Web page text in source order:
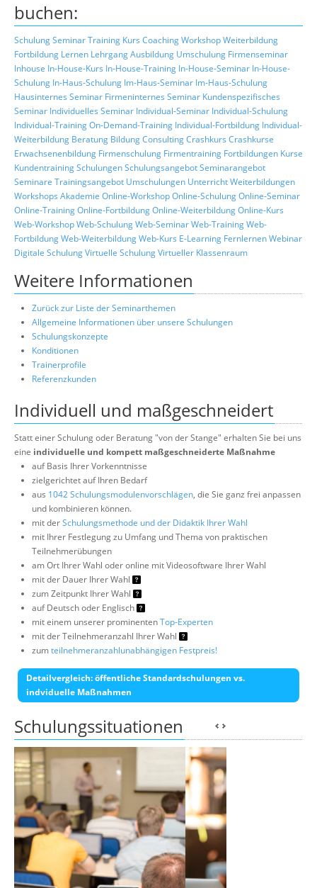
buchen:
SchulungSeminarTraining Kurs CoachingWorkshopWeiterbildung
Fortbildung Lernen LehrgangAusbildung Umschulung Firmenseminar
Inhouse In-House-Kurs In-House-Training In-House-Seminar In-House-
Schulung In-Haus-Schulung Im-Haus-Seminar Im-Haus-Schulung
Hausinternes Seminar Firmeninternes Seminar Kundenspezifisches
Seminar Individuelles Seminar Individual-Seminar Individual-Schulung
Individual-TrainingOn-Demand-Training Individual-Fortbildung Individual-
Weiterbildung Beratung BildungConsultingCrashkurs Crashkurse
Erwachsenenbildung Firmenschulung Firmentraining Fortbildungen Kurse
KundentrainingSchulungenSchulungsangebotSeminarangebot
Seminare Trainingsangebot Umschulungen UnterrichtWeiterbildungen
Workshops Akademie Online-WorkshopOnline-SchulungOnline-Seminar
Online-TrainingOnline-FortbildungOnline-WeiterbildungOnline-Kurs
Web-WorkshopWeb-SchulungWeb-SeminarWeb-TrainingWeb-
FortbildungWeb-WeiterbildungWeb-Kurs E-Learning FernlernenWebinar
Digitale SchulungVirtuelle SchulungVirtueller Klassenraum
Weitere Informationen
Zurück zur Liste der Seminarthemen
Allgemeine Informationen über unsere Schulungen
Schulungskonzepte
Konditionen
Trainerprofile
Referenzkunden
Individuell und maßgeschneidert
Statt einer Schulung oder Beratung "von der Stange" erhalten Sie bei uns
eine individuelle und kompett maßgeschneiderte Maßnahme
auf Basis Ihrer Vorkenntnisse
zielgerichtet auf Ihren Bedarf
aus 1042 Schulungsmodulenvorschlägen, die Sie ganz frei anpassen
und kombinieren können.
mit derSchulungsmethode und der Didaktik Ihrer Wahl
mit Ihrer Festlegung zu Umfang und Thema von praktischen
Teilnehmerübungen
am Ort Ihrer Wahl oder online mit Videosoftware Ihrer Wahl
mit der Dauer Ihrer Wahl
zum Zeitpunkt Ihrer Wahl
auf Deutsch oder Englisch
mit einem unserer prominentenTop-Experten
mit der Teilnehmeranzahl Ihrer Wahl
zumteilnehmeranzahlunabhängigen Festpreis!
Detailvergleich: öffentliche Standardschulungen vs.
indviduelle Maßnahmen
Schulungssituationen